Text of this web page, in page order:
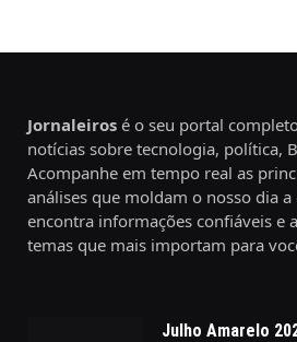
Jornaleiros é o seu portal
notícias sobre tecnologia, política,
Acompanhe em tempo real as
análises que moldam o nosso dia
encontra informações confiáveis e
temas que mais importam para
Julho Amarelo